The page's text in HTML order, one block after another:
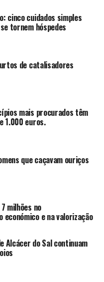
cinco cuidados simples
tornem hóspedes
de catalisadores
mais procurados têm
1.000 euros.
que caçavam ouriços
milhões no
económico e na valorização
Alcácer do Sal continuam